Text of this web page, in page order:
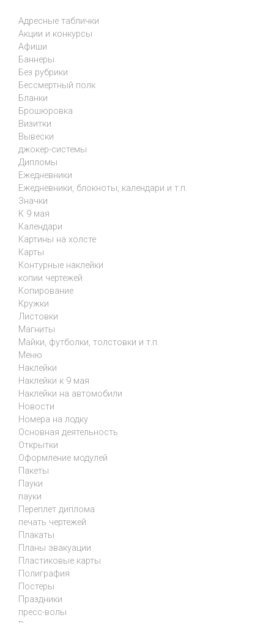
Адресные таблички
Акции и конкурсы
Афиши
Баннеры
Без рубрики
Бессмертный полк
Бланки
Брошюровка
Визитки
Вывески
джокер-системы
Дипломы
Ежедневники
Ежедневники, блокноты, календари и т.п.
Значки
К 9 мая
Календари
Картины на холсте
Карты
Контурные наклейки
копии чертежей
Копирование
Кружки
Листовки
Магниты
Майки, футболки, толстовки и т.п.
Меню
Наклейки
Наклейки к 9 мая
Наклейки на автомобили
Новости
Номера на лодку
Основная деятельность
Открытки
Оформление модулей
Пакеты
Пауки
пауки
Переплет диплома
печать чертежей
Плакаты
Планы эвакуации
Пластиковые карты
Полиграфия
Постеры
Праздники
пресс-волы